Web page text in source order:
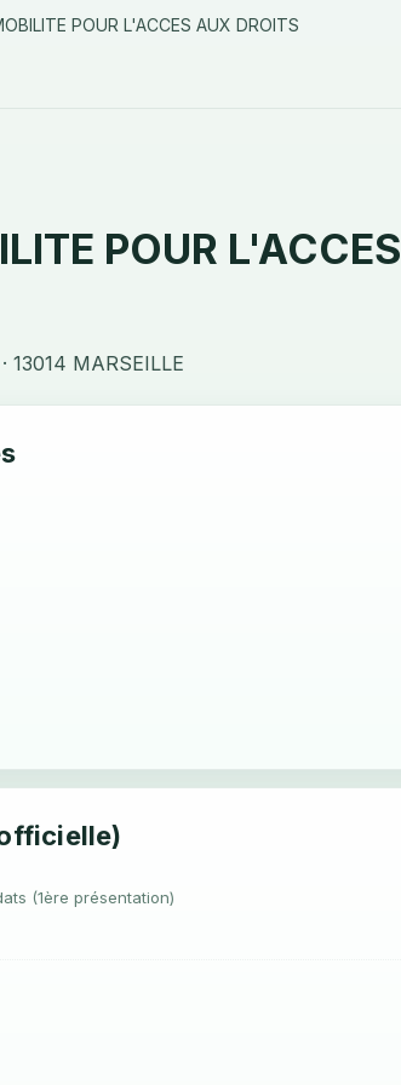
POUR L'ACCES AUX DROITS
POUR L'ACCES
13014 MARSEILLE
(1ère présentation)